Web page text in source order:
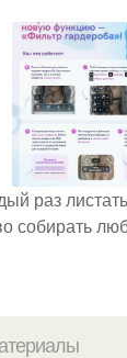
раз
собирать